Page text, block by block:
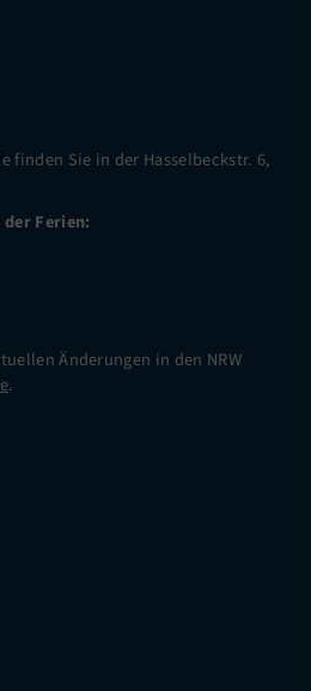
finden Sie in der Hasselbeckstr. 6,
Ferien:
Änderungen in den NRW
.